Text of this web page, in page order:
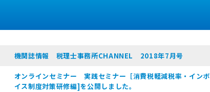
機関誌情報 税理士事務所CHANNEL 2018年7月号
オンラインセミナー 実践セミナー［消費税軽減税率・インボ
イス制度対策研修編]を公開しました。